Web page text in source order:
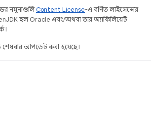
নমুনাগুলিContent License-এ বর্ণিত লাইসেন্সের
হল Oracle এবং/অথবা তার অ্যাফিলিয়েট
আপডেট করা হয়েছে।